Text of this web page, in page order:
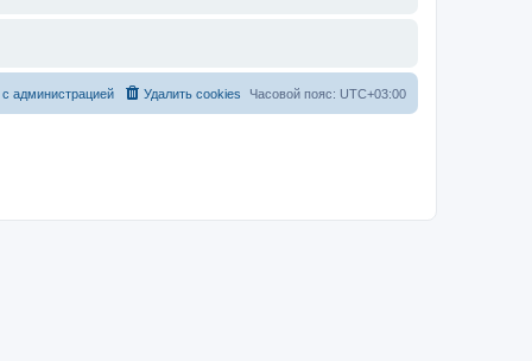
Часовой пояс: UTC+03:00
Удалить cookies
администрацией